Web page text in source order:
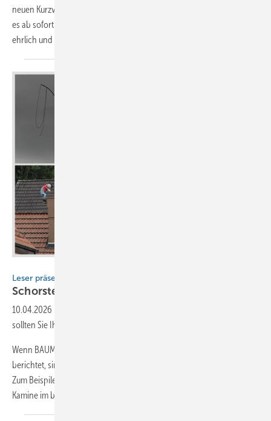
neuen Kurzvideo-Format „Der BAUMETALL Buck informiert“ (DBBi) gibt
es ab sofort echtes Expertenwissen direkt aufs Display – kompakt,
ehrlich und
Leser präsentieren ihre Arbeiten
Schorstein- und Kamin-Fotos gesucht!
10.04.2026
sollten Sie Ihre Arbeit zeigen!
Wenn BAUMETALL aus der Welt der Dächer und Schornsteine
berichtet, sind manchmal sogar Klassiker wie ‚Max & Moritz‘ mit dabei.
Zum Beispile dann, wenn die BAUMETALL-Kamera den Fokus auf
Kamine im baden...